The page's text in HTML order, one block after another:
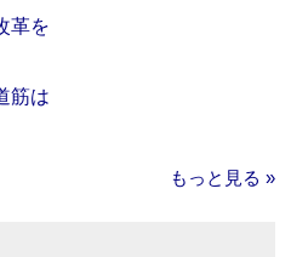
革を
筋は
もっと見る »